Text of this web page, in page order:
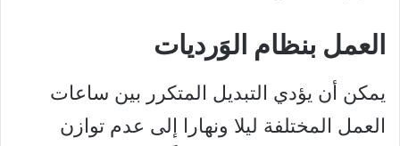
العمل بنظام الوَرديات
يمكن أن يؤدي التبديل المتكرر بين ساعات
العمل المختلفة ليلا ونهارا إلى عدم توازن